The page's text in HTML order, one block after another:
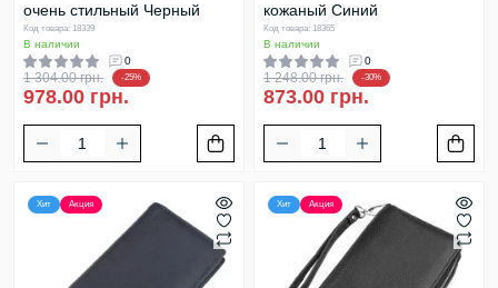
очень стильный Черный
Код товара: 18339
В наличии
0
1 304.00 грн. -25%
978.00 грн.
кожаный Синий
Код товара: 18365
В наличии
0
1 248.00 грн. -30%
873.00 грн.
Хит Акция Хит Акция